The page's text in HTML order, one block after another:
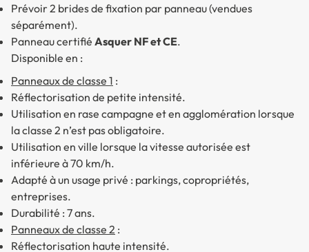
Prévoir 2 brides de fixation par panneau (vendues
séparément).
Panneau certifié Asquer NF et CE.
Disponible en :
Panneaux de classe 1 :
Réflectorisation de petite intensité.
Utilisation en rase campagne et en agglomération lorsque
la classe 2 n’est pas obligatoire.
Utilisation en ville lorsque la vitesse autorisée est
inférieure à 70 km/h.
Adapté à un usage privé : parkings, copropriétés,
entreprises.
Durabilité : 7 ans.
Panneaux de classe 2 :
Réflectorisation haute intensité.